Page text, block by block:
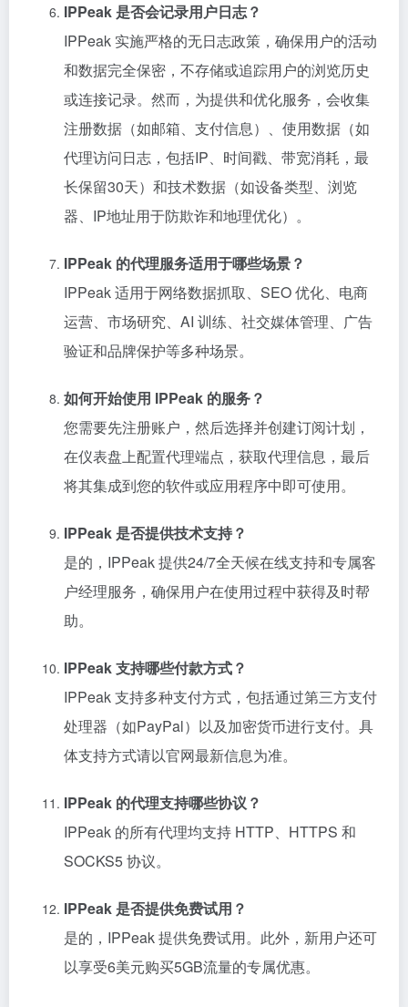
IPPeak 是否会记录用户日志？
IPPeak 实施严格的无日志政策，确保用户的活动
和数据完全保密，不存储或追踪用户的浏览历史
或连接记录。然而，为提供和优化服务，会收集
注册数据（如邮箱、支付信息）、使用数据（如
代理访问日志，包括IP、时间戳、带宽消耗，最
长保留30天）和技术数据（如设备类型、浏览
器、IP地址用于防欺诈和地理优化）。
IPPeak 的代理服务适用于哪些场景？
IPPeak 适用于网络数据抓取、SEO 优化、电商
运营、市场研究、AI 训练、社交媒体管理、广告
验证和品牌保护等多种场景。
如何开始使用 IPPeak 的服务？
您需要先注册账户，然后选择并创建订阅计划，
在仪表盘上配置代理端点，获取代理信息，最后
将其集成到您的软件或应用程序中即可使用。
IPPeak 是否提供技术支持？
是的，IPPeak 提供24/7全天候在线支持和专属客
户经理服务，确保用户在使用过程中获得及时帮
助。
IPPeak 支持哪些付款方式？
IPPeak 支持多种支付方式，包括通过第三方支付
处理器（如PayPal）以及加密货币进行支付。具
体支持方式请以官网最新信息为准。
IPPeak 的代理支持哪些协议？
IPPeak 的所有代理均支持 HTTP、HTTPS 和
SOCKS5 协议。
IPPeak 是否提供免费试用？
是的，IPPeak 提供免费试用。此外，新用户还可
以享受6美元购买5GB流量的专属优惠。